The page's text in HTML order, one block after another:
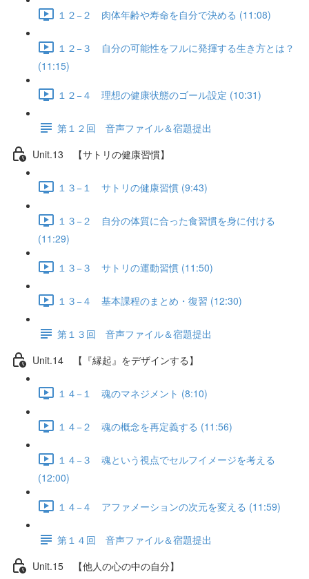
１２−２ 肉体年齢や寿命を自分で決める (11:08)
１２−３ 自分の可能性をフルに発揮する生き方とは？
(11:15)
１２−４ 理想の健康状態のゴール設定 (10:31)
第１２回 音声ファイル＆宿題提出
Unit.13 【サトリの健康習慣】
１３−１ サトリの健康習慣 (9:43)
１３−２ 自分の体質に合った食習慣を身に付ける
(11:29)
１３−３ サトリの運動習慣 (11:50)
１３−４ 基本課程のまとめ・復習 (12:30)
第１３回 音声ファイル＆宿題提出
Unit.14 【『縁起』をデザインする】
１４−１ 魂のマネジメント (8:10)
１４−２ 魂の概念を再定義する (11:56)
１４−３ 魂という視点でセルフイメージを考える
(12:00)
１４−４ アファメーションの次元を変える (11:59)
第１４回 音声ファイル＆宿題提出
Unit.15 【他人の心の中の自分】